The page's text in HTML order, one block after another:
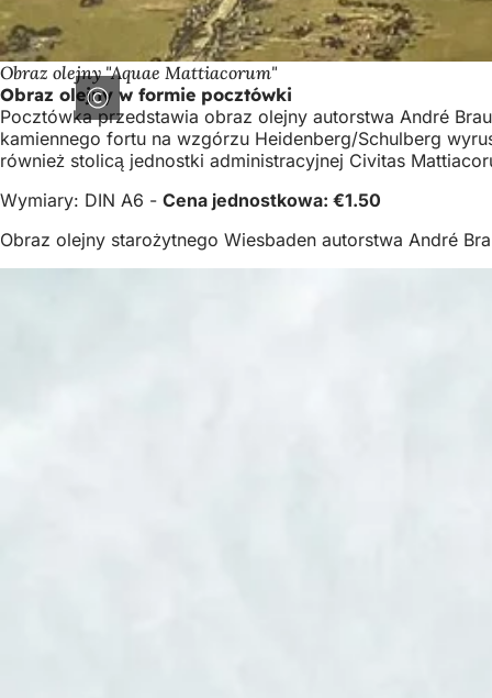
Obraz olejny "Aquae Mattiacorum"
Obraz olejny w formie pocztówki
Pocztówka przedstawia obraz olejny autorstwa André
kamiennego fortu na wzgórzu Heidenberg/Schulberg
również stolicą jednostki administracyjnej Civitas
Wymiary: DIN A6 - Cena jednostkowa: €1.50
Obraz olejny starożytnego Wiesbaden autorstwa André